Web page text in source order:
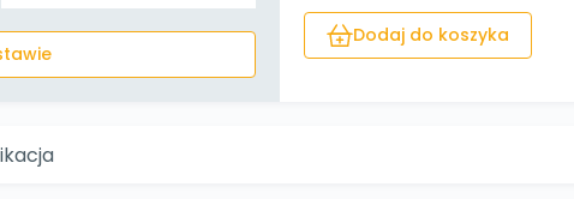
Dodaj do koszyka